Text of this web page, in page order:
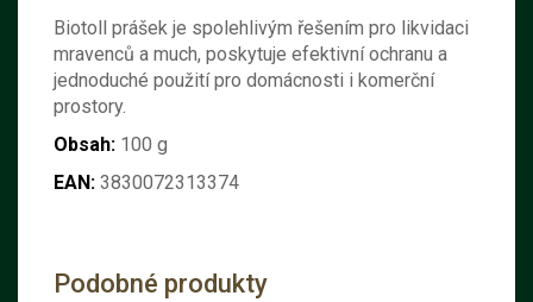
Biotoll prášek je spolehlivým řešením pro likvidaci
mravenců a much, poskytuje efektivní ochranu a
jednoduché použití pro domácnosti i komerční
prostory.
Obsah: 100 g
EAN: 3830072313374
Podobné produkty